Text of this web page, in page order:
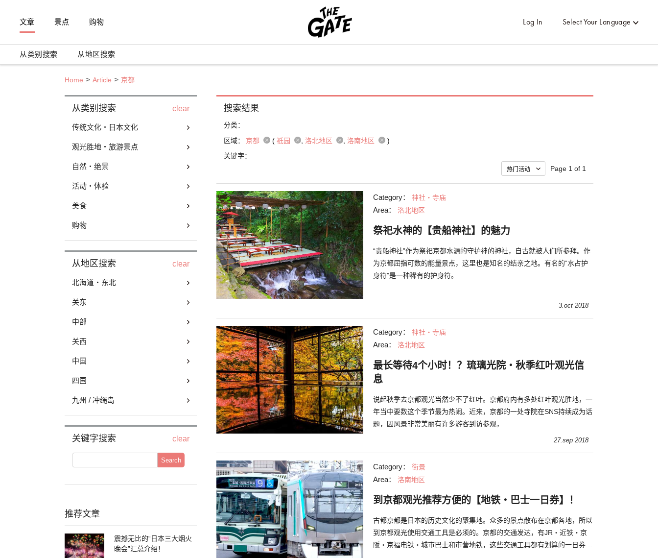
文章 景点 购物 Log In Select Your Language
从类别搜索 从地区搜索
Home Article 京都
从类别搜索 clear
传统文化・日本文化
观光胜地・旅游景点
自然・绝景
活动・体验
美食
购物
从地区搜索 clear
北海道・东北
关东
中部
关西
中国
四国
九州 / 冲绳岛
关键字搜索 clear
Search
推荐文章
震撼无比的“日本三大烟火
晚会”汇总介绍！
搜索结果
分类：
区域：
京都 ( 祗园 洛北地区 洛南地区
)
关键字：
Page 1 of 1
Category： 神社・寺庙
Area： 洛北地区
祭祀水神的【贵船神社】的魅力
“贵船神社”作为祭祀京都水源的守护神的神社，自古就被人们所参拜。作
为京都屈指可数的能量景点，这里也是知名的结亲之地。有名的“水占护
身符”是一种稀有的护身符。
3.oct 2018
Category： 神社・寺庙
Area： 洛北地区
最长等待4个小时！？琉璃光院・秋季红叶观光信
息
说起秋季去京都观光当然少不了红叶。京都府内有多处红叶观光胜地，一
年当中要数这个季节最为热闹。近来，京都的一处寺院在SNS持续成为话
题，因风景非常美丽有许多游客到访参观，
27.sep 2018
Category： 街景
Area： 洛南地区
到京都观光推荐方便的【地铁・巴士一日券】！
古都京都是日本的历史文化的聚集地。众多的景点散布在京都各地，所以
到京都观光使用交通工具是必须的。京都的交通发达，有JR・近铁・京
阪・京福电铁・城市巴士和市营地铁，这些交通工具都有划算的一日券贩